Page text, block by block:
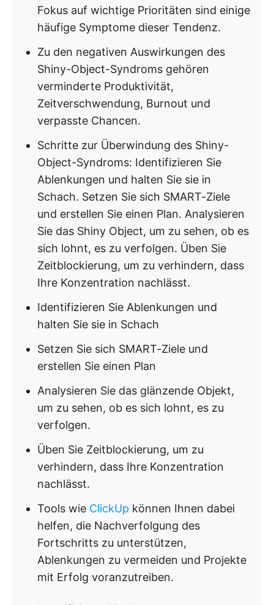
Fokus auf wichtige Prioritäten sind einige
häufige Symptome dieser Tendenz.
Zu den negativen Auswirkungen des
Shiny-Object-Syndroms gehören
verminderte Produktivität,
Zeitverschwendung, Burnout und
verpasste Chancen.
Schritte zur Überwindung des Shiny-
Object-Syndroms: Identifizieren Sie
Ablenkungen und halten Sie sie in
Schach. Setzen Sie sich SMART-Ziele
und erstellen Sie einen Plan. Analysieren
Sie das Shiny Object, um zu sehen, ob es
sich lohnt, es zu verfolgen. Üben Sie
Zeitblockierung, um zu verhindern, dass
Ihre Konzentration nachlässt.
Identifizieren Sie Ablenkungen und
halten Sie sie in Schach
Setzen Sie sich SMART-Ziele und
erstellen Sie einen Plan
Analysieren Sie das glänzende Objekt,
um zu sehen, ob es sich lohnt, es zu
verfolgen.
Üben Sie Zeitblockierung, um zu
verhindern, dass Ihre Konzentration
nachlässt.
Tools wie ClickUp können Ihnen dabei
helfen, die Nachverfolgung des
Fortschritts zu unterstützen,
Ablenkungen zu vermeiden und Projekte
mit Erfolg voranzutreiben.